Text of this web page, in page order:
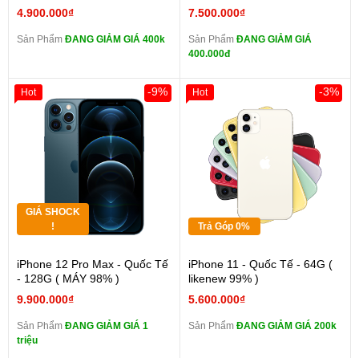
4.900.000₫
Sản Phẩm ĐANG GIẢM GIÁ 400k
7.500.000₫
Sản Phẩm ĐANG GIẢM GIÁ
400.000đ
GIÁ SHOCK
!
iPhone 12 Pro Max - Quốc Tế
- 128G ( MÁY 98% )
9.900.000₫
-9%
Sản Phẩm ĐANG GIẢM GIÁ 1
triệu
Hot
Trả Góp 0%
iPhone 11 - Quốc Tế - 64G (
likenew 99% )
5.600.000₫
-3%
Sản Phẩm ĐANG GIẢM GIÁ 200k
Hot